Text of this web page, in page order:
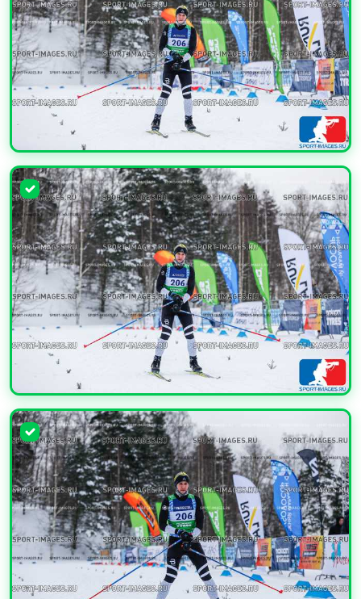
УВЕЛИЧИТЬ
УВЕЛИЧИТЬ